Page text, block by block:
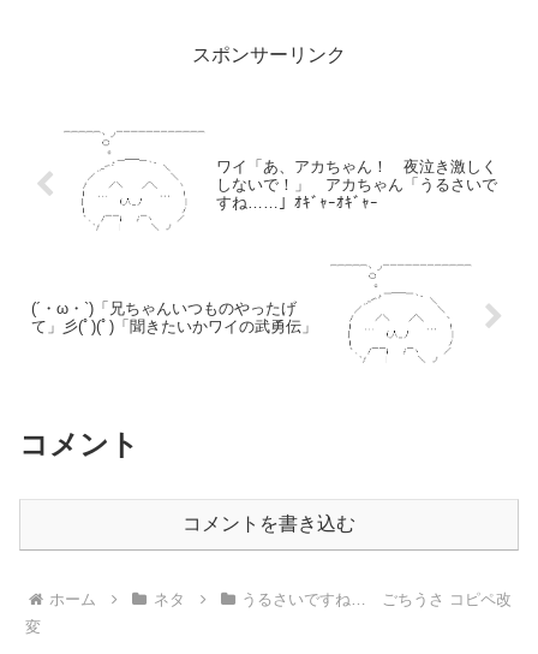
スポンサーリンク
ワイ「あ、アカちゃん！ 夜泣き激しく
しないで！」 アカちゃん「うるさいで
すね……」ｵｷﾞｬｰｵｷﾞｬｰ
(´・ω・`)「兄ちゃんいつものやったげ
て」彡(ﾟ)(ﾟ)「聞きたいかワイの武勇伝」
コメント
コメントを書き込む
ホーム ネタ
うるさいですね… ごちうさ コピペ改
変